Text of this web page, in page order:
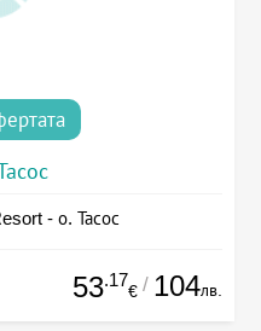
- о. Тасос
53.17
€ / 104лв.